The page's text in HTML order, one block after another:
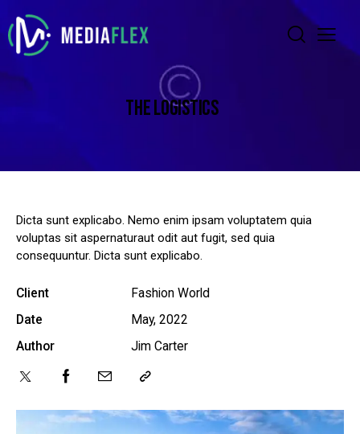
THE LOGISTICS
Dicta sunt explicabo. Nemo enim ipsam voluptatem quia
voluptas sit aspernaturaut odit aut fugit, sed quia
consequuntur. Dicta sunt explicabo.
Client
Fashion World
Date
May, 2022
Author
Jim Carter